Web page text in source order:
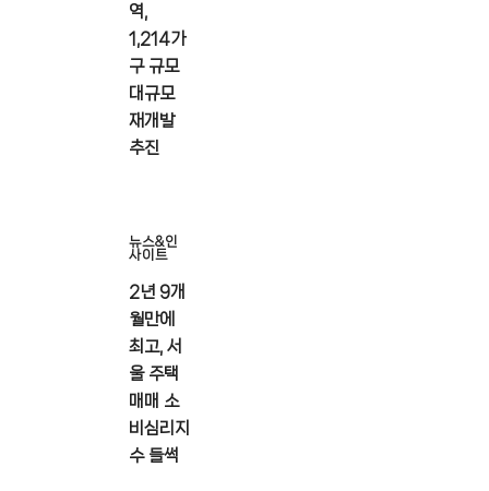
역,
1,214가
구 규모
대규모
재개발
추진
뉴스&인
사이트
2년 9개
월만에
최고, 서
울 주택
매매 소
비심리지
수 들썩